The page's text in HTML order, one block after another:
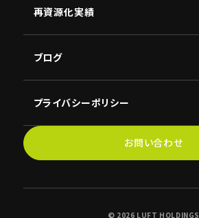
NBC
再資源化実績
ブログ
プライバシーポリシー
お問い合わせ
©︎ 2026 LUFT HOLDINGS